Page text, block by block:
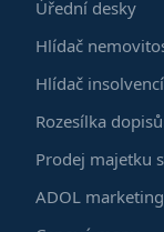
Úřední desky
Hlídač
Hlídač insolvencí
Rozesílka dopisů
Prodej majetku
ADOL marketing